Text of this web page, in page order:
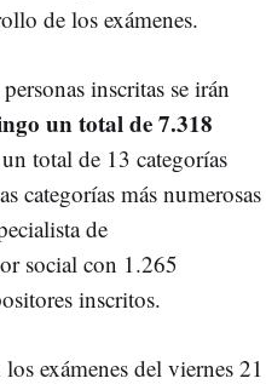
de los exámenes.
inscritas se irán
un total de 7.318
total de 13 categorías
categorías más numerosas
de
social con 1.265
inscritos.
exámenes del viernes 21